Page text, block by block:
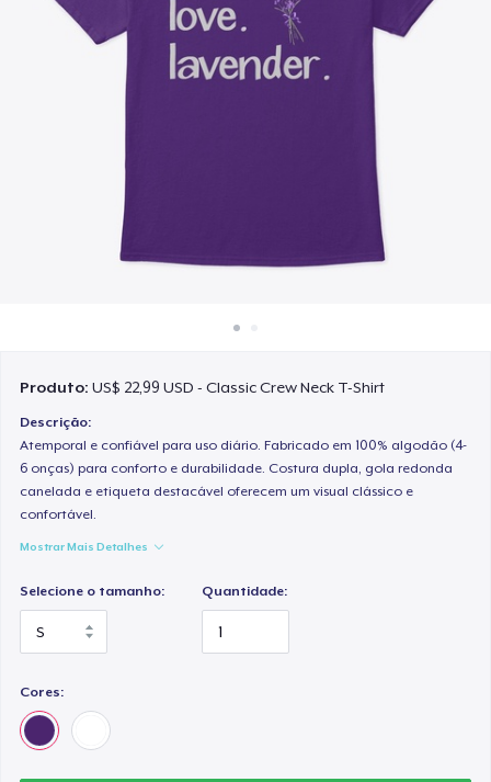
Venda em todo lugar
Produto:US$ 22,99 USD - Classic Crew Neck T-Shirt
Descrição:
Atemporal e confiável para uso diário. Fabricado em 100% algodão (4-
6 onças) para conforto e durabilidade. Costura dupla, gola redonda
canelada e etiqueta destacável oferecem um visual clássico e
confortável.
Mostrar Mais Detalhes
Selecione o tamanho: Quantidade:
Cores: